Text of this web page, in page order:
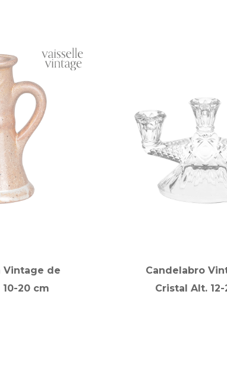
Vintage de
10-20 cm
Candelabro
Cristal Alt.